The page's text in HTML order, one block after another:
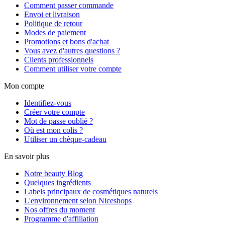
Comment passer commande
Envoi et livraison
Politique de retour
Modes de paiement
Promotions et bons d'achat
Vous avez d'autres questions ?
Clients professionnels
Comment utiliser votre compte
Mon compte
Identifiez-vous
Créer votre compte
Mot de passe oublié ?
Où est mon colis ?
Utiliser un chèque-cadeau
En savoir plus
Notre beauty Blog
Quelques ingrédients
Labels principaux de cosmétiques naturels
L'environnement selon Niceshops
Nos offres du moment
Programme d'affiliation